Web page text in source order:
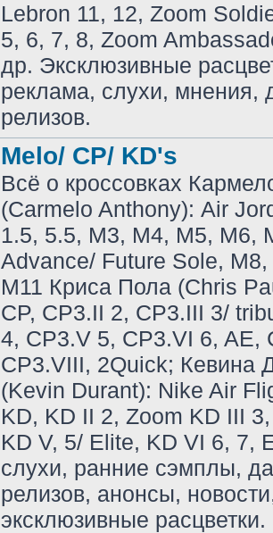
Lebron 11, 12, Zoom
5, 6, 7, 8, Zoom
др. Эксклюзивные
реклама, слухи, мнения,
релизов.
Melo/ CP/ KD's
Всё о кроссовках
(Carmelo Anthony): Air
1.5, 5.5, M3, M4, M5, M6,
Advance/ Future Sole,
M11 Криса Пола (Chris
CP, CP3.II 2, CP3.III 3/
4, CP3.V 5, CP3.VI 6, AE,
CP3.VIII, 2Quick; Кевина
(Kevin Durant): Nike Air
KD, KD II 2, Zoom KD III
KD V, 5/ Elite, KD VI 6, 7,
слухи, ранние сэмплы,
релизов, анонсы,
эксклюзивные расцветки.